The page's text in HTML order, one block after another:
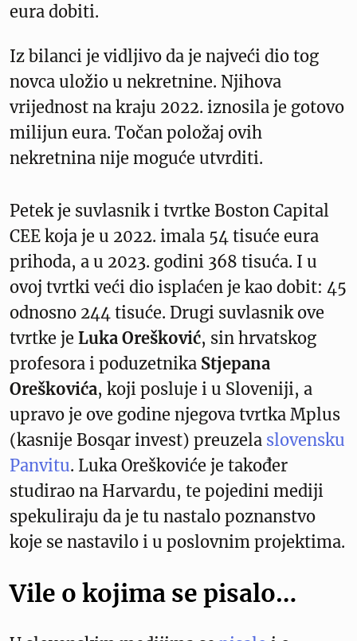
eura dobiti.
Iz bilanci je vidljivo da je najveći dio tog
novca uložio u nekretnine. Njihova
vrijednost na kraju 2022. iznosila je gotovo
milijun eura. Točan položaj ovih
nekretnina nije moguće utvrditi.
Petek je suvlasnik i tvrtke Boston Capital
CEE koja je u 2022. imala 54 tisuće eura
prihoda, a u 2023. godini 368 tisuća. I u
ovoj tvrtki veći dio isplaćen je kao dobit: 45
odnosno 244 tisuće. Drugi suvlasnik ove
tvrtke je Luka Orešković, sin hrvatskog
profesora i poduzetnika Stjepana
Oreškovića, koji posluje i u Sloveniji, a
upravo je ove godine njegova tvrtka Mplus
(kasnije Bosqar invest) preuzela slovensku
Panvitu. Luka Oreškoviće je također
studirao na Harvardu, te pojedini mediji
spekuliraju da je tu nastalo poznanstvo
koje se nastavilo i u poslovnim projektima.
Vile o kojima se pisalo…